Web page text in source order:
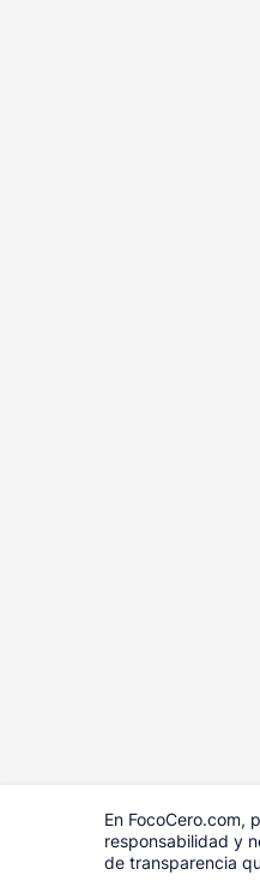
En FocoCero.com,
responsabilidad y
de transparencia